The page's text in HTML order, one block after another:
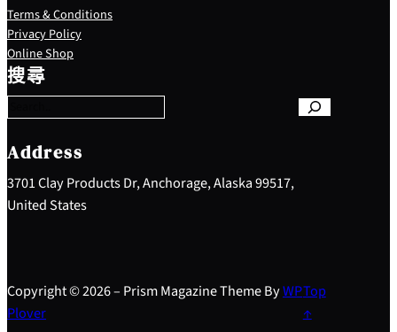
Terms & Conditions
Privacy Policy
Online Shop
搜尋
S
e
a
c
h
Address
3701 Clay Products Dr, Anchorage, Alaska 99517,
United States
Copyright © 2026 – Prism Magazine Theme ByWP
Plover
Top
↑